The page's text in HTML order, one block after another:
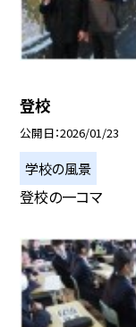
登校
公開日 2026/01/23
学校の風景
登校の一コマ